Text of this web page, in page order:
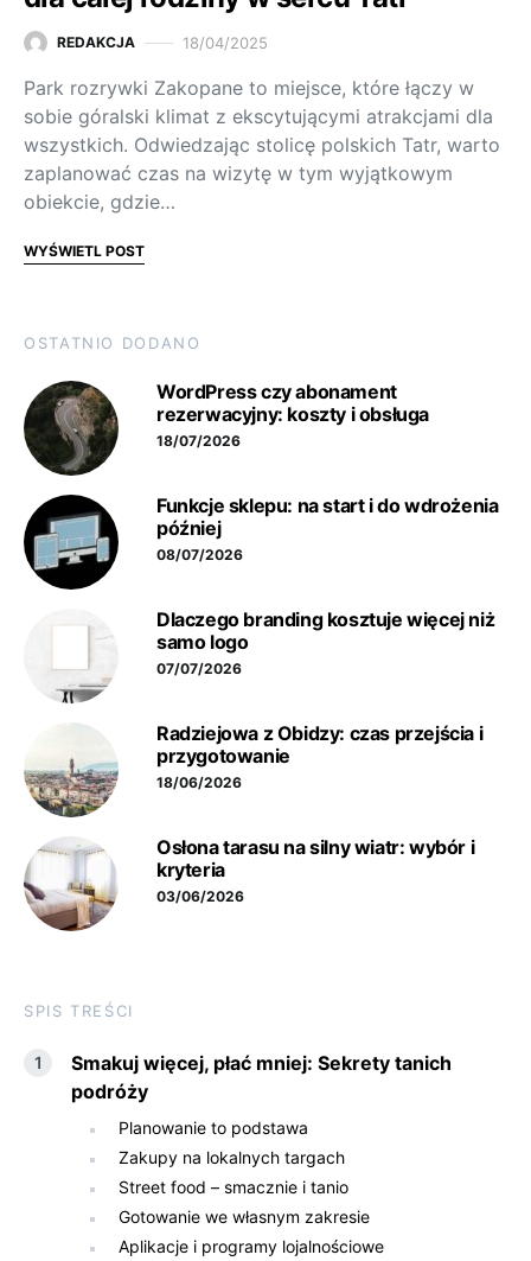
REDAKCJA 18/04/2025
Park rozrywki Zakopane to miejsce, które łączy w
sobie góralski klimat z ekscytującymi atrakcjami dla
wszystkich. Odwiedzając stolicę polskich Tatr, warto
zaplanować czas na wizytę w tym wyjątkowym
obiekcie, gdzie…
WYŚWIETL POST
OSTATNIO DODANO
WordPress czy abonament
rezerwacyjny: koszty i obsługa
18/07/2026
Funkcje sklepu: na start i do wdrożenia
później
08/07/2026
Dlaczego branding kosztuje więcej niż
samo logo
07/07/2026
Radziejowa z Obidzy: czas przejścia i
przygotowanie
18/06/2026
Osłona tarasu na silny wiatr: wybór i
kryteria
03/06/2026
SPIS TREŚCI
Smakuj więcej, płać mniej: Sekrety tanich
podróży
Planowanie to podstawa
Zakupy na lokalnych targach
Street food – smacznie i tanio
Gotowanie we własnym zakresie
Aplikacje i programy lojalnościowe